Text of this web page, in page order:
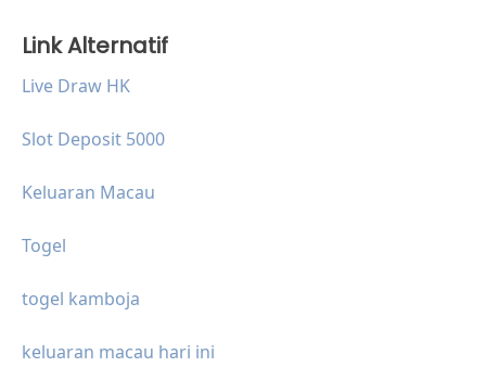
Link Alternatif
Live Draw HK
Slot Deposit 5000
Keluaran Macau
Togel
togel kamboja
keluaran macau hari ini